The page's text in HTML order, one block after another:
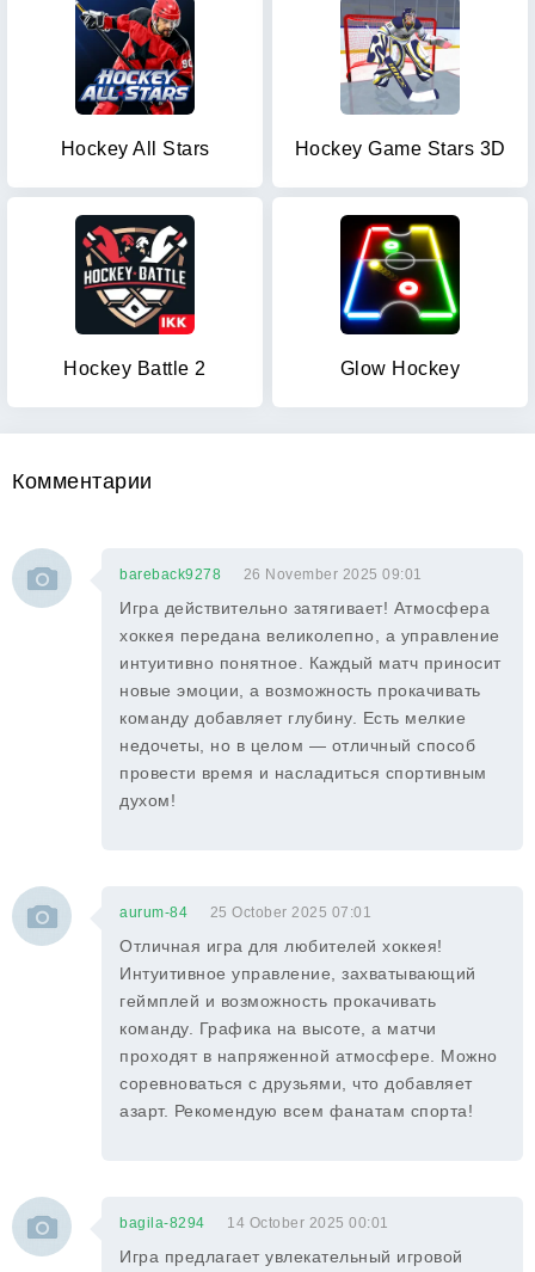
Hockey All Stars Hockey Game Stars 3D
Hockey Battle 2 Glow Hockey
Комментарии
bareback9278 26 November 2025 09:01
Игра действительно затягивает! Атмосфера
хоккея передана великолепно, а управление
интуитивно понятное. Каждый матч приносит
новые эмоции, а возможность прокачивать
команду добавляет глубину. Есть мелкие
недочеты, но в целом — отличный способ
провести время и насладиться спортивным
духом!
aurum-84 25 October 2025 07:01
Отличная игра для любителей хоккея!
Интуитивное управление, захватывающий
геймплей и возможность прокачивать
команду. Графика на высоте, а матчи
проходят в напряженной атмосфере. Можно
соревноваться с друзьями, что добавляет
азарт. Рекомендую всем фанатам спорта!
bagila-8294 14 October 2025 00:01
Игра предлагает увлекательный игровой